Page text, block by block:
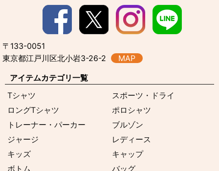
〒133-0051
東京都江戸川区北小岩3-26-2
MAP
アイテムカテゴリ一覧
Tシャツ
スポーツ・ドライ
ロングTシャツ
ポロシャツ
トレーナー・パーカー
ブルゾン
ジャージ
レディース
キッズ
キャップ
ボトム
バッグ